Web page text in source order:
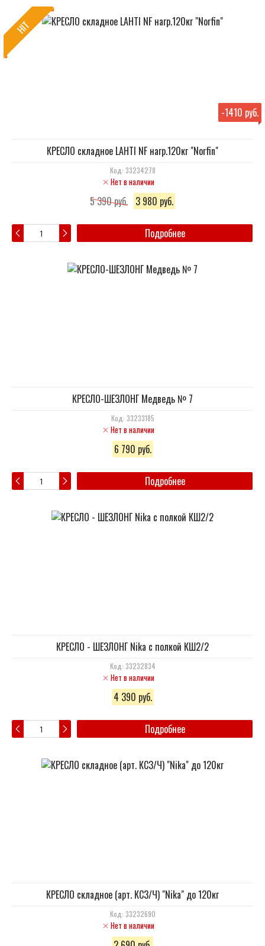
-1410 руб.
HIT
КРЕСЛО складное LAHTI NF нагр.120кг "Norfin"
Код: 33234278
Нет в наличии
5 390 руб. 3 980 руб.
Подробнее
КРЕСЛО-ШЕЗЛОНГ Медведь № 7
Код: 33233185
Нет в наличии
6 790 руб.
Подробнее
КРЕСЛО - ШЕЗЛОНГ Nika с полкой КШ2/2
Код: 33232834
Нет в наличии
4 390 руб.
Подробнее
КРЕСЛО складное (арт. КС3/Ч) "Nika" до 120кг
Код: 33232690
Нет в наличии